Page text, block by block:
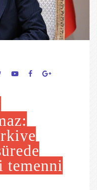
temenni